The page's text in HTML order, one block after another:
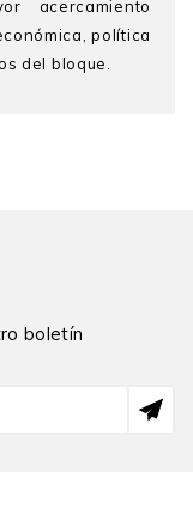
acercamiento
política
del bloque.
boletín